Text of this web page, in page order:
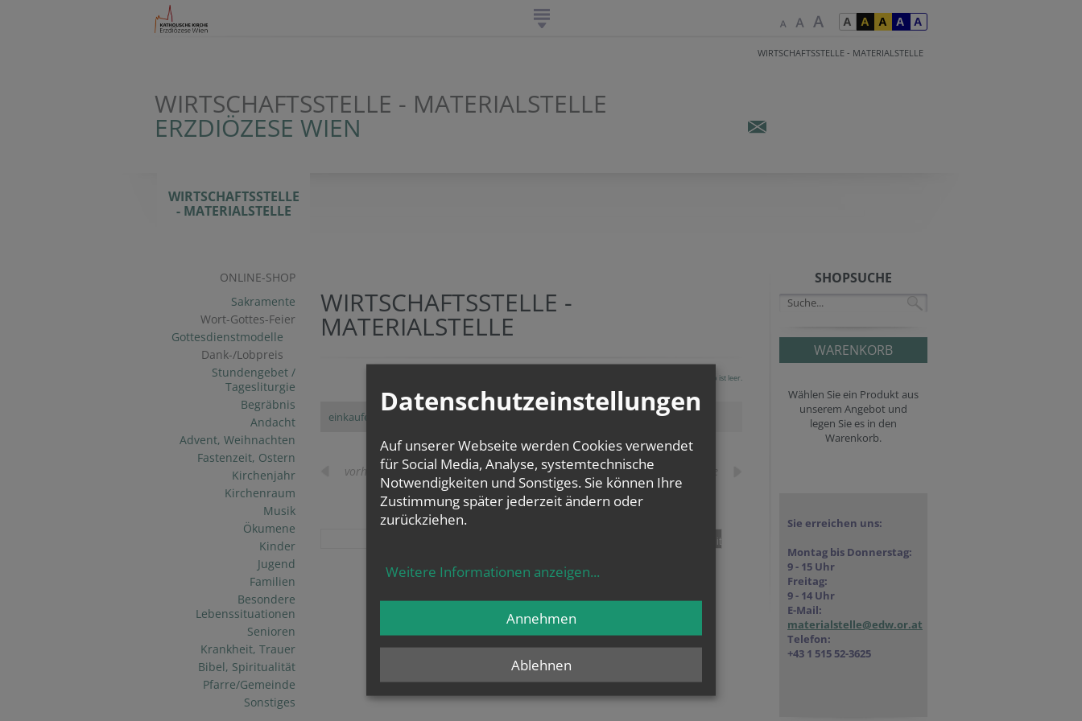
WIRTSCHAFTSSTELLE - MATERIALSTELLE
WIRTSCHAFTSSTELLE - MATERIALSTELLE
ERZDIÖZESE WIEN
WIRTSCHAFTSSTELLE
- MATERIALSTELLE
ONLINE-SHOP
Sakramente
Wort-Gottes-Feier
Gottesdienstmodelle
Dank-/Lobpreis
Stundengebet /
Tagesliturgie
Begräbnis
Andacht
Advent, Weihnachten
Fastenzeit, Ostern
Kirchenjahr
Kirchenraum
Musik
Ökumene
Kinder
Jugend
Familien
Besondere
Lebenssituationen
Senioren
Krankheit, Trauer
Bibel, Spiritualität
Pfarre/Gemeinde
Sonstiges
WIRTSCHAFTSSTELLE -
MATERIALSTELLE
Der Warenkorb ist leer.
einkaufen
vorherige weitere
pin it
SHOPSUCHE
WARENKORB
Wählen Sie ein Produkt aus
unserem Angebot und
legen Sie es in den
Warenkorb.
Sie erreichen uns:
Montag bis Donnerstag:
9 - 15 Uhr
Freitag:
9 - 14 Uhr
E-Mail:
materialstelle@edw.or.at
Telefon:
+43 1 515 52-3625
Datenschutzeinstellungen
Auf unserer Webseite werden Cookies verwendet
für Social Media, Analyse, systemtechnische
Notwendigkeiten und Sonstiges. Sie können Ihre
Zustimmung später jederzeit ändern oder
zurückziehen.
Weitere Informationen anzeigen...
Ablehnen
Annehmen